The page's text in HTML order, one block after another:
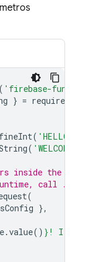
( 'firebase-
} = require
(
(
inside the
call
(
},
.value() } ! I am